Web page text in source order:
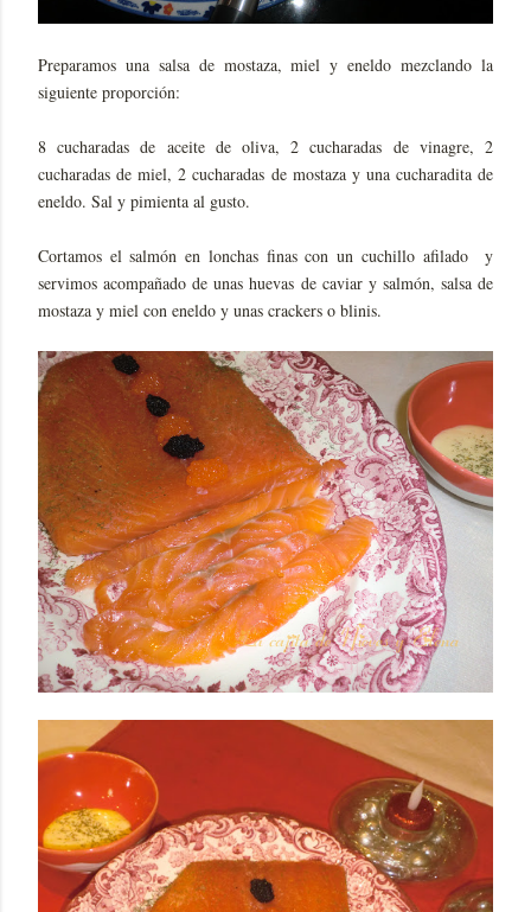
Preparamos una salsa de mostaza, miel y eneldo mezclando la
siguiente proporción:
8 cucharadas de aceite de oliva, 2 cucharadas de vinagre, 2
cucharadas de miel, 2 cucharadas de mostaza y una cucharadita de
eneldo. Sal y pimienta al gusto.
Cortamos el salmón en lonchas finas con un cuchillo afilado y
servimos acompañado de unas huevas de caviar y salmón, salsa de
mostaza y miel con eneldo y unas crackers o blinis.